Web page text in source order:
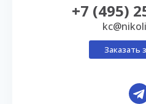
+7 (495)
Заказать